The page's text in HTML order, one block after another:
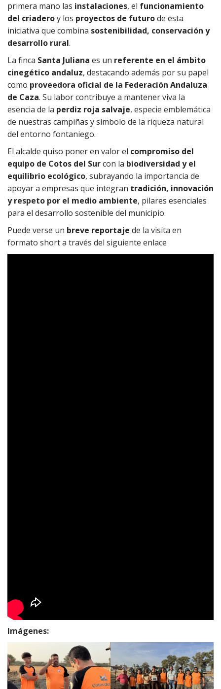
primera mano las instalaciones, el funcionamiento
del criaderoy los proyectos de futurode esta
iniciativa que combina sostenibilidad, conservación y
desarrollo rural.
La finca Santa Juliana es un referente en el ámbito
cinegético andaluz, destacando además por su papel
como proveedora oficial de la Federación Andaluza
de Caza. Su labor contribuye a mantener viva la
esencia de la perdiz roja salvaje, especie emblemática
de nuestras campiñas y símbolo de la riqueza natural
del entorno fontaniego.
El alcalde quiso poner en valor el compromiso del
equipo de Cotos del Surcon la biodiversidad y el
equilibrio ecológico, subrayando la importancia de
apoyar a empresas que integran tradición, innovación
y respeto por el medio ambiente, pilares esenciales
para el desarrollo sostenible del municipio.
Puede verse un breve reportaje de la visita en
formato short a través del siguiente enlace
Imágenes: